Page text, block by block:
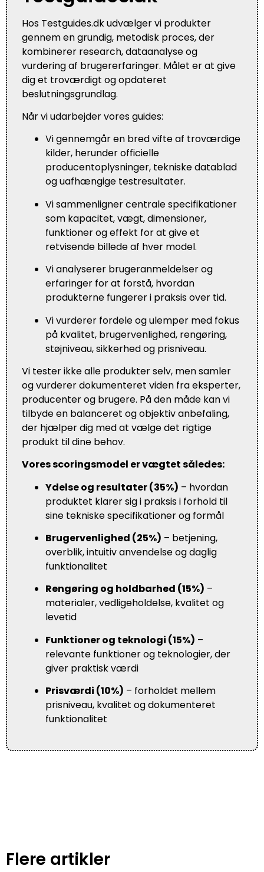
Hos Testguides.dk udvælger vi produkter
gennem en grundig, metodisk proces, der
kombinerer research, dataanalyse og
vurdering af brugererfaringer. Målet er at give
dig et troværdigt og opdateret
beslutningsgrundlag.
Når vi udarbejder vores guides:
Vi gennemgår en bred vifte af troværdige
kilder, herunder officielle
producentoplysninger, tekniske datablad
og uafhængige testresultater.
Vi sammenligner centrale specifikationer
som kapacitet, vægt, dimensioner,
funktioner og effekt for at give et
retvisende billede af hver model.
Vi analyserer brugeranmeldelser og
erfaringer for at forstå, hvordan
produkterne fungerer i praksis over tid.
Vi vurderer fordele og ulemper med fokus
på kvalitet, brugervenlighed, rengøring,
støjniveau, sikkerhed og prisniveau.
Vi tester ikke alle produkter selv, men samler
og vurderer dokumenteret viden fra eksperter,
producenter og brugere. På den måde kan vi
tilbyde en balanceret og objektiv anbefaling,
der hjælper dig med at vælge det rigtige
produkt til dine behov.
Vores scoringsmodel er vægtet således:
Ydelse og resultater (35%) – hvordan
produktet klarer sig i praksis i forhold til
sine tekniske specifikationer og formål
Brugervenlighed (25%) – betjening,
overblik, intuitiv anvendelse og daglig
funktionalitet
Rengøring og holdbarhed (15%) –
materialer, vedligeholdelse, kvalitet og
levetid
Funktioner og teknologi (15%) –
relevante funktioner og teknologier, der
giver praktisk værdi
Prisværdi (10%) – forholdet mellem
prisniveau, kvalitet og dokumenteret
funktionalitet
Flere artikler